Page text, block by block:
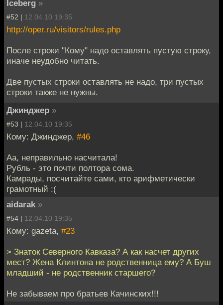
Iceberg »
#52 | 12.04.10 19:35
http://oper.ru/visitors/rules.php
После строки "Кому" надо оставлять пустую строку,
иначе неудобно читать.
Две пустых строки оставлять не надо, три пустых
строки также не нужны.
Джинджер »
#53 | 12.04.10 19:35
Кому: Джинджер, #46
Аа, неправильно насчитала!
Рубль - это почти полтора сома.
Камрады, посчитайте сами, кто арифметически
грамотный :(
aidarak »
#54 | 12.04.10 19:35
Кому: gazeta, #23
> Знаток Северного Кавказа? А как насчет других
мест? Жена Клинтона не родственница ему? А Буш
младший - не родственник старшего?
Не забываем про братьев Качинских!!!